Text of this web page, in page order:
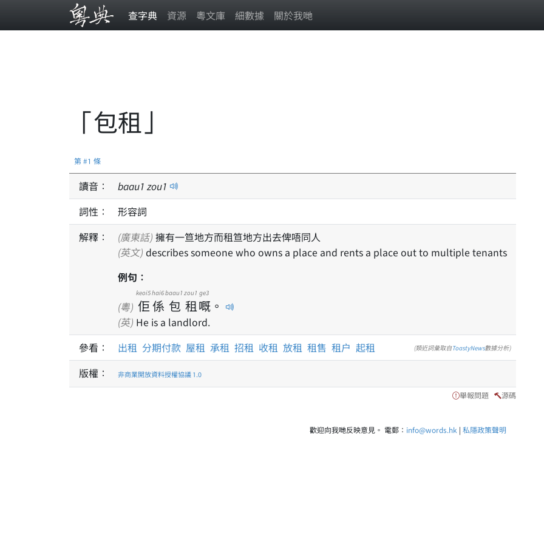
查字典 資源 粵文庫 細數據 關於我哋
「包租」
第 #1 條
讀音： baau1 zou1
詞性：
形容詞
解釋：
(廣東話) 擁有一笪地方而租笪地方出去俾唔同人
(英文) describes someone who owns a place and rents a place out to multiple tenants
例句：
(粵) 佢
keoi5
係
hai6
包
baau1
租
zou1
嘅
ge3
。
(英) He is a landlord.
參看：
出租 分期付款 屋租 承租 招租 收租 放租 租售 租户 起租 (類近詞彙取自ToastyNews數據分析)
版權： 非商業開放資料授權協議 1.0
舉報問題 源碼
歡迎向我哋反映意見。 電郵： info@words.hk | 私隱政策聲明